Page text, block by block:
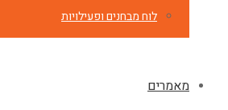
לוח מבחנים ופעילויות
מאמרים